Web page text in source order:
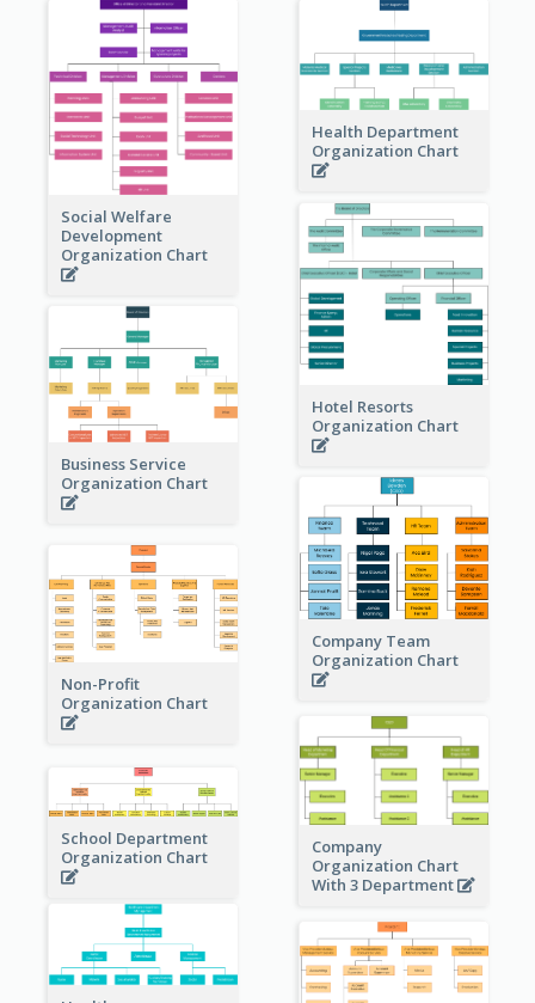
Social Welfare
Development
Organization Chart
Health Department
Organization Chart
Hotel Resorts
Organization Chart
Business Service
Organization Chart
Company Team
Organization Chart
Non-Profit
Organization Chart
Company
Organization Chart
With 3 Department
School Department
Organization Chart